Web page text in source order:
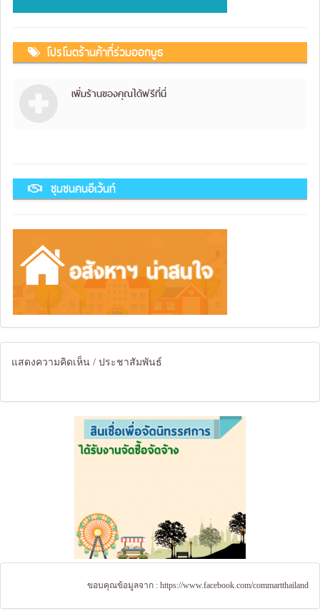
โปรโมตร้านค้าที่ร่วมออกบูธ
เพิ่มร้านของคุณได้ฟรีที่นี่
ชุมชนคนอีเว้นท์
แสดงความคิดเห็น / ประชาสัมพันธ์
ขอบคุณข้อมูลจาก : https://www.facebook.com/commartthailand